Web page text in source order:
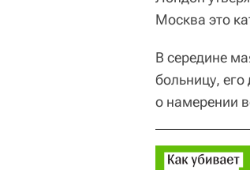
Москва это
В середине
больницу,
о намерении